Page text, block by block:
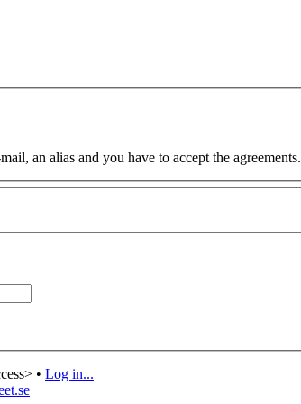
an alias and you have to accept the agreements.
• Log in...